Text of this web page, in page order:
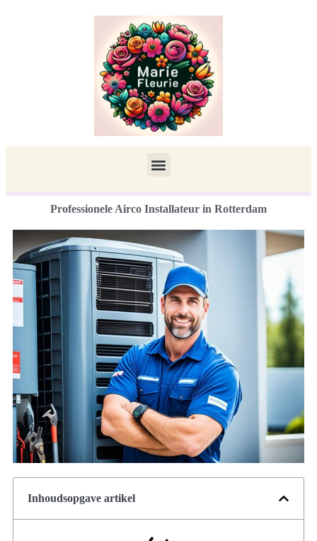
Professionele Airco Installateur in Rotterdam
Inhoudsopgave artikel